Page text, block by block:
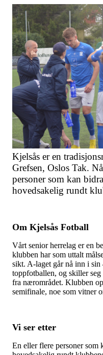
Kjelsås er en
Grefsen, Oslos Tak.
personer som kan
hovedsakelig rundt
Om Kjelsås Fotball
Vårt senior herrelag er en
klubben har som uttalt
sikt. A-laget går nå inn i sin
toppfotballen, og skiller seg
fra nærområdet. Klubben
semifinale, noe som vitner
Vi ser etter
En eller flere personer som